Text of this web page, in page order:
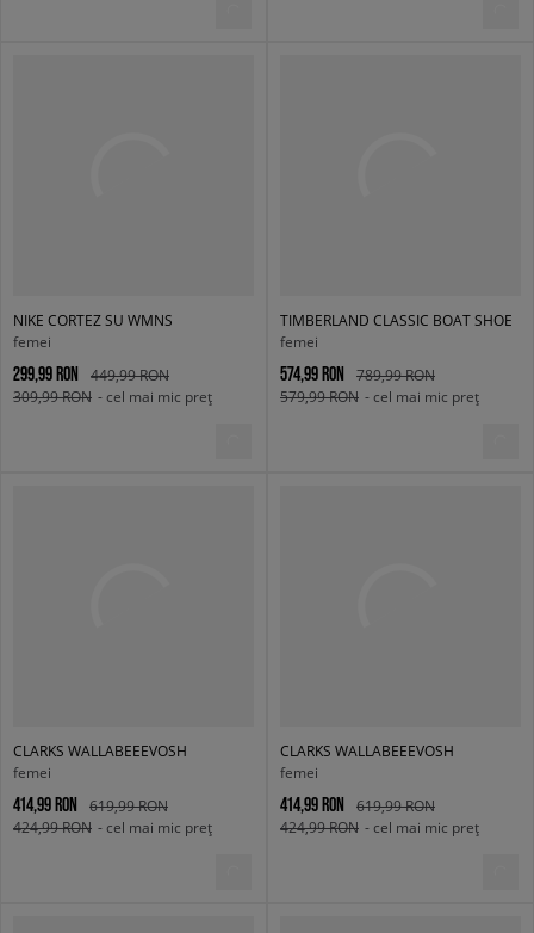
NIKE CORTEZ SU WMNS
femei
299,99 RON
449,99 RON
309,99 RON - cel mai mic preț
TIMBERLAND CLASSIC BOAT SHOE
femei
574,99 RON
789,99 RON
579,99 RON - cel mai mic preț
CLARKS WALLABEEEVOSH
femei
414,99 RON
619,99 RON
424,99 RON - cel mai mic preț
CLARKS WALLABEEEVOSH
femei
414,99 RON
619,99 RON
424,99 RON - cel mai mic preț